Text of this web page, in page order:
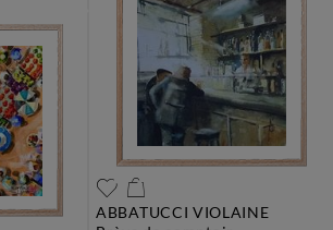
ABBATUCCI VIOLAINE